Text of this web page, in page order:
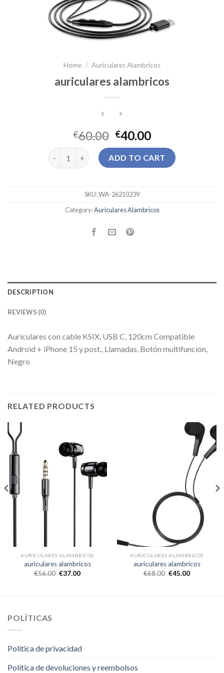
Home / Auriculares Alambricos
auriculares alambricos
€60.00 €40.00
auriculares alambricos quantity
ADD TO CART
SKU:WA-26210239
Category:Auriculares Alambricos
DESCRIPTION
REVIEWS (0)
Auriculares con cable KSIX, USB C, 120cm Compatible
Android + iPhone 15 y post., Llamadas, Botón multifunción,
Negro
RELATED PRODUCTS
AURICULARES ALAMBRICOS
auriculares alambricos
€56.00 €37.00
AURICULARES ALAMBRICOS
auriculares alambricos
€68.00 €45.00
POLÍTICAS
Politica de privacidad
Política de devoluciones y reembolsos